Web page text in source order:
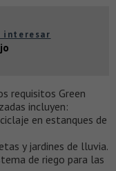
interesar
requisitos Green
​​incluyen:
en estanques de
y jardines de lluvia.
de riego para las